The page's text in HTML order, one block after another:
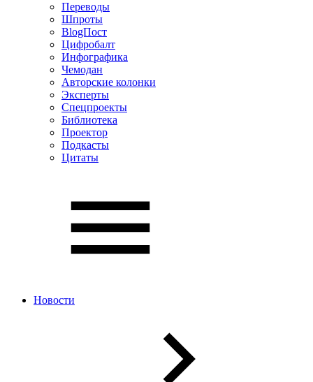
Переводы
Шпроты
BlogПост
Цифробалт
Инфографика
Чемодан
Авторские колонки
Эксперты
Спецпроекты
Библиотека
Проектор
Подкасты
Цитаты
Новости